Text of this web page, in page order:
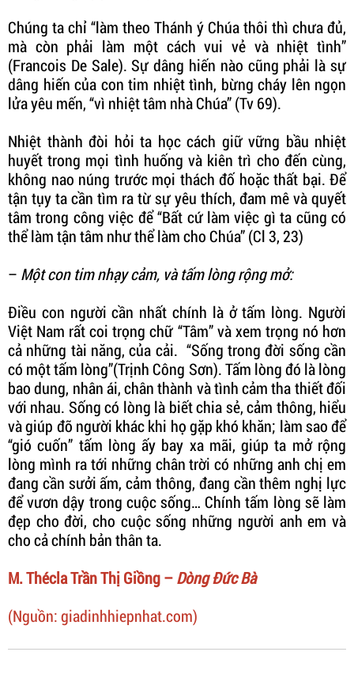
Chúng ta chỉ “làm theo Thánh ý Chúa thôi thì chưa đủ,
mà còn phải làm một cách vui vẻ và nhiệt tình”
(Francois De Sale). Sự dâng hiến nào cũng phải là sự
dâng hiến của con tim nhiệt tình, bừng cháy lên ngọn
lửa yêu mến, “vì nhiệt tâm nhà Chúa” (Tv 69).
Nhiệt thành đòi hỏi ta học cách giữ vững bầu nhiệt
huyết trong mọi tình huống và kiên trì cho đến cùng,
không nao núng trước mọi thách đố hoặc thất bại. Để
tận tụy ta cần tìm ra từ sự yêu thích, đam mê và quyết
tâm trong công việc để “Bất cứ làm việc gì ta cũng có
thể làm tận tâm như thể làm cho Chúa” (Cl 3, 23)
– Một con tim nhạy cảm, và tấm lòng rộng mở:
Điều con người cần nhất chính là ở tấm lòng. Người
Việt Nam rất coi trọng chữ “Tâm” và xem trọng nó hơn
cả những tài năng, của cải. “Sống trong đời sống cần
có một tấm lòng”(Trịnh Công Sơn). Tấm lòng đó là lòng
bao dung, nhân ái, chân thành và tình cảm tha thiết đối
với nhau. Sống có lòng là biết chia sẻ, cảm thông, hiểu
và giúp đỡ người khác khi họ gặp khó khăn; làm sao để
“gió cuốn” tấm lòng ấy bay xa mãi, giúp ta mở rộng
lòng mình ra tới những chân trời có những anh chị em
đang cần sưởi ấm, cảm thông, đang cần thêm nghị lực
để vươn dậy trong cuộc sống… Chính tấm lòng sẽ làm
đẹp cho đời, cho cuộc sống những người anh em và
cho cả chính bản thân ta.
M. Thécla Trần Thị Giồng –Dòng Đức Bà
(Nguồn: giadinhhiepnhat.com)